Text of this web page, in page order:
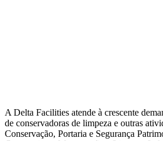
A Delta Facilities atende à crescente
de conservadoras de limpeza e outras
Conservação, Portaria e Segurança